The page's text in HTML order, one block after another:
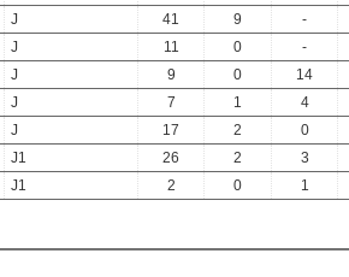
J 41 9 -
J 11 0 -
J 9 0 14
J 7 1 4
J 17 2 0
J1 26 2 3
J1 2 0 1